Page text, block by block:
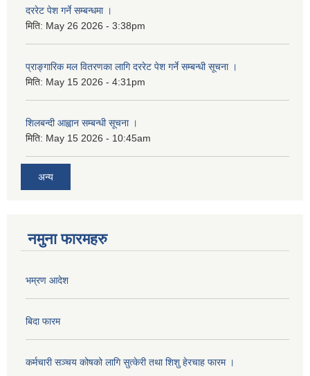
दररेट पेश गर्ने सम्बन्धमा ।
मिति: May 26 2026 - 3:38pm
प्राङ्गारिक मल वितरणका लागि दररेट पेश गर्ने सम्बन्धी सूचना ।
मिति: May 15 2026 - 4:31pm
शिलबन्दी आह्वान सम्बन्धी सूचना ।
मिति: May 15 2026 - 10:45am
अन्य
नमुना फारमहरु
भम्रण आदेश
बिदा फारम
कर्मचारी सञ्चय कोषको लागि सुत्केरी तथा शिशु हेरचाह फारम ।